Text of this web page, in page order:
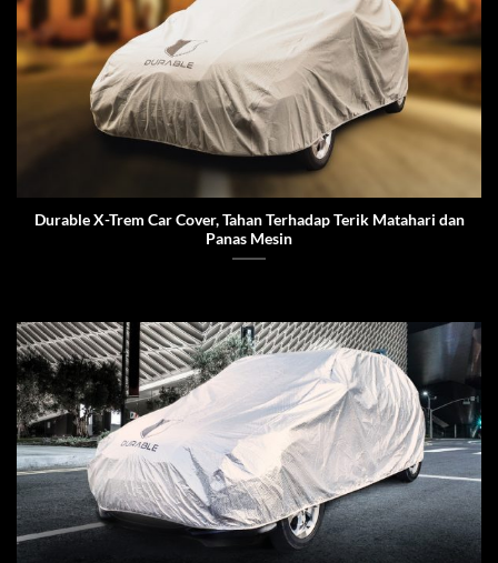
Durable X-Trem Car Cover, Tahan Terhadap Terik Matahari dan
Panas Mesin